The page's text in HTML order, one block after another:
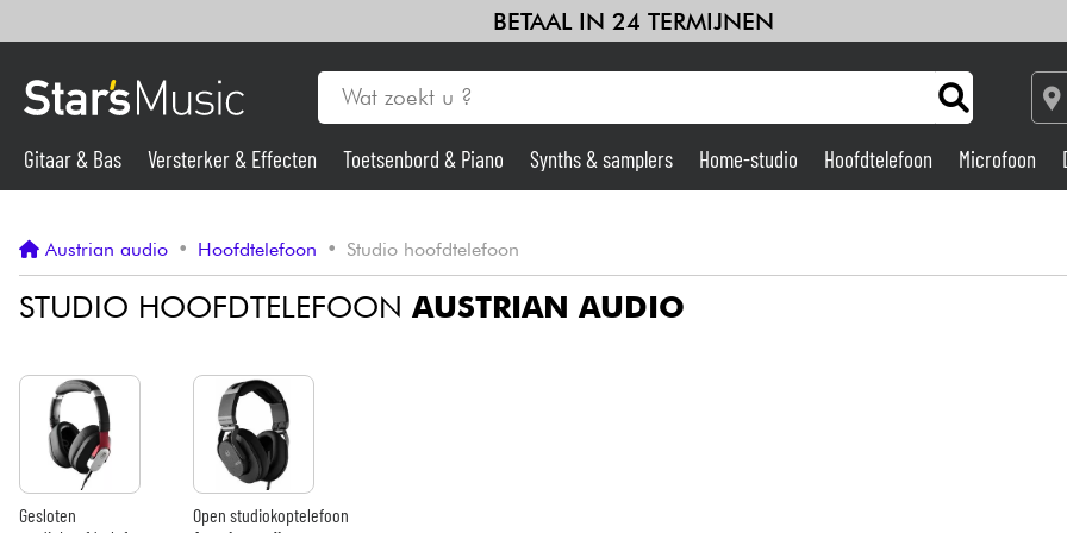
BETAAL IN 24 TERMIJNEN
Synths & samplers Home-studio
Licht
Viool & Quatuor
Gitaar & Bas Versterker & Effecten Toetsenbord & Piano Synths & samplers Home-studio Hoofdtelefoon Microfoon
Austrian audio • Hoofdtelefoon • Studio hoofdtelefoon
STUDIO HOOFDTELEFOON AUSTRIAN AUDIO
Gesloten
Open studiokoptelefoon